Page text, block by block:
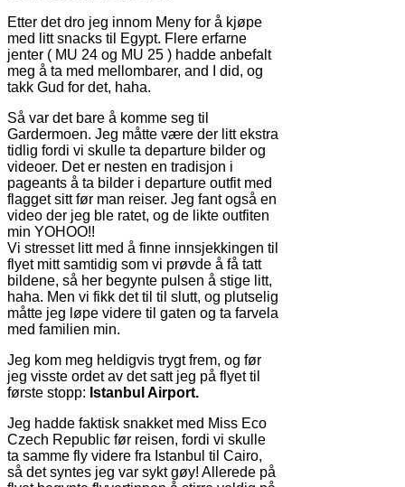
Etter det dro jeg innom Meny for å kjøpe
med litt snacks til Egypt. Flere erfarne
jenter ( MU 24 og MU 25 ) hadde anbefalt
meg å ta med mellombarer, and I did, og
takk Gud for det, haha.
Så var det bare å komme seg til
Gardermoen. Jeg måtte være der litt ekstra
tidlig fordi vi skulle ta departure bilder og
videoer. Det er nesten en tradisjon i
pageants å ta bilder i departure outfit med
flagget sitt før man reiser. Jeg fant også en
video der jeg ble ratet, og de likte outfiten
min YOHOO!!
Vi stresset litt med å finne innsjekkingen til
flyet mitt samtidig som vi prøvde å få tatt
bildene, så her begynte pulsen å stige litt,
haha. Men vi fikk det til til slutt, og plutselig
måtte jeg løpe videre til gaten og ta farvela
med familien min.
Jeg kom meg heldigvis trygt frem, og før
jeg visste ordet av det satt jeg på flyet til
første stopp: Istanbul Airport.
Jeg hadde faktisk snakket med Miss Eco
Czech Republic før reisen, fordi vi skulle
ta samme fly videre fra Istanbul til Cairo,
så det syntes jeg var sykt gøy! Allerede på